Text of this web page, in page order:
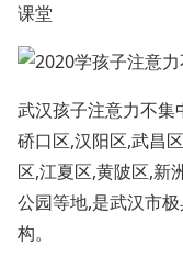
课堂
武汉孩子注意力不集
硚口区,汉阳区,武昌
区,江夏区,黄陂区,新
公园等地,是武汉市
构。